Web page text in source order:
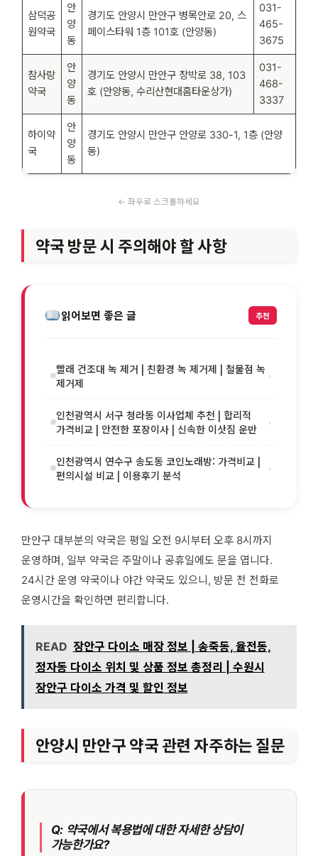
삼덕공
원약국
안
양
동
경기도 안양시 만안구 병목안로 20, 스
페이스타워 1층 101호 (안양동)
031-
465-
3675
참사랑
약국
안
양
동
경기도 안양시 만안구 창박로 38, 103
호 (안양동, 수리산현대홈타운상가)
031-
468-
3337
하이약
국
안
양
동
경기도 안양시 만안구 안양로 330-1, 1층 (안양
동)
약국 방문 시 주의해야 할 사항
읽어보면 좋은 글 추천
빨래 건조대 녹 제거 | 친환경 녹 제거제 | 철물점 녹
제거제
›
인천광역시 서구 청라동 이사업체 추천 | 합리적
가격비교 | 안전한 포장이사 | 신속한 이삿짐 운반
›
인천광역시 연수구 송도동 코인노래방: 가격비교 |
편의시설 비교 | 이용후기 분석
›
만안구 대부분의 약국은 평일 오전 9시부터 오후 8시까지
운영하며, 일부 약국은 주말이나 공휴일에도 문을 엽니다.
24시간 운영 약국이나 야간 약국도 있으니, 방문 전 전화로
운영시간을 확인하면 편리합니다.
READ 장안구 다이소 매장 정보 | 송죽동, 율전동,
정자동 다이소 위치 및 상품 정보 총정리 | 수원시
장안구 다이소 가격 및 할인 정보
안양시 만안구 약국 관련 자주하는 질문
Q: 약국에서 복용법에 대한 자세한 상담이
가능한가요?